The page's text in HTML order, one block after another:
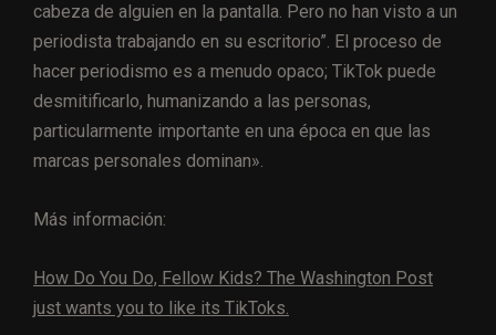
cabeza de alguien en la pantalla. Pero no han visto a un
periodista trabajando en su escritorio”. El proceso de
hacer periodismo es a menudo opaco; TikTok puede
desmitificarlo, humanizando a las personas,
particularmente importante en una época en que las
marcas personales dominan».
Más información:
How Do You Do, Fellow Kids? The Washington Post
just wants you to like its TikToks.